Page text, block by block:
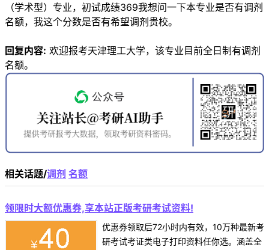
（学术型）专业，初试成绩369我想问一下本专业是否有调剂
名额，我这个分数是否有希望调剂贵校。
回复内容: 欢迎报考天津理工大学，该专业目前全日制有调剂
名额。
相关话题/调剂 名额
领限时大额优惠券,享本站正版考研考试资料!
优惠券领取后72小时内有效，10万种最新考
研考试考证类电子打印资料任你选。涵盖全